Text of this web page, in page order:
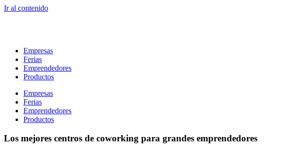
Ir al contenido
Empresas
Ferias
Emprendedores
Productos
Empresas
Ferias
Emprendedores
Productos
Los mejores centros de coworking para grandes emprendedores